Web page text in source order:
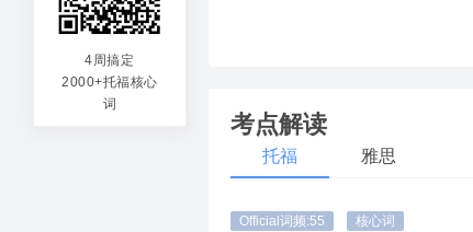
4周搞定
2000+托福核心
词
考点解读
托福 雅思
Official词频:55 核心词